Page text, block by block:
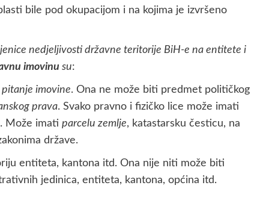
bile pod okupacijom i na kojima je izvršeno
nedjeljivosti državne teritorije BiH-e na entitete i
imovinu su:
imovine. Ona ne može biti predmet političkog
prava. Svako pravno i fizičko lice može imati
. Može imati parcelu zemlje, katastarsku česticu, na
države.
entiteta, kantona itd. Ona nije niti može biti
jedinica, entiteta, kantona, općina itd.